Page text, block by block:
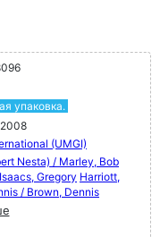
упаковка.
(UMGI)
Nesta) / Marley, Bob
Gregory Harriott,
/ Brown, Dennis